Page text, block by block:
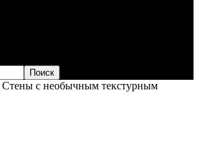
Стены с необычным текстурным